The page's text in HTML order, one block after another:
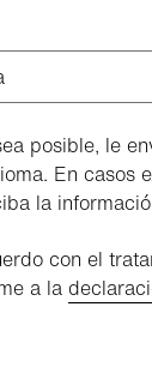
posible, le
En casos
la
con el
a la